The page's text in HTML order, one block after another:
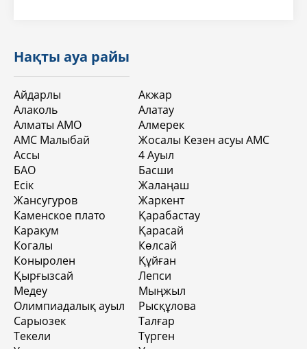
Нақты ауа райы
Айдарлы
Алаколь
Алматы АМО
АМС Малыбай
Ассы
БАО
Есік
Жансугуров
Каменское плато
Каракум
Когалы
Коныролен
Қырғызсай
Медеу
Олимпиадалық ауыл
Сарыозек
Текели
Акжар
Алатау
Алмерек
Жосалы Кезен асуы АМС
4 Aуыл
Басши
Жалаңаш
Жаркент
Қарабастау
Қарасай
Көлсай
Құйған
Лепси
Мыңжыл
Рысқұлова
Талғар
Түрген